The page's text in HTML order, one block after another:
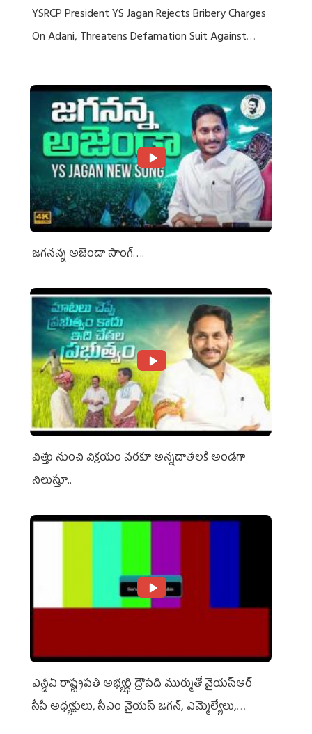
YSRCP President YS Jagan Rejects Bribery Charges
On Adani, Threatens Defamation Suit Against
జగనన్న అజెండా సాంగ్….
విత్తు నుంచి విక్రయం వరకూ అన్నదాతలకి అండగా
నిలుస్తూ..
ఎన్డీఏ రాష్ట్ర‌ప‌తి అభ్య‌ర్థి ద్రౌప‌ది ముర్ముతో వైయ‌స్ఆర్
సీపీ అధ్య‌క్షులు, సీఎం వైయ‌స్ జ‌గ‌న్, ఎమ్మెల్యేలు,